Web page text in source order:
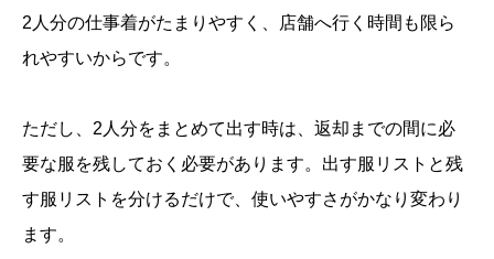
2人分の仕事着がたまりやすく、店舗へ行く時間も限ら
れやすいからです。
ただし、2人分をまとめて出す時は、返却までの間に必
要な服を残しておく必要があります。出す服リストと残
す服リストを分けるだけで、使いやすさがかなり変わり
ます。